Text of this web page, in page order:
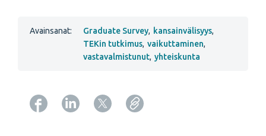
Avainsanat: Graduate Survey, kansainvälisyys,
TEKin tutkimus, vaikuttaminen,
vastavalmistunut, yhteiskunta